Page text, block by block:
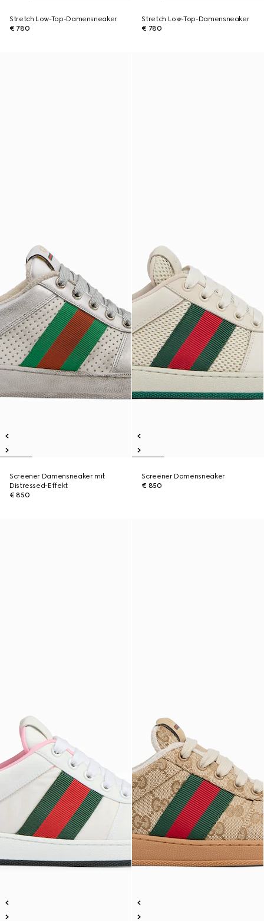
Stretch Low-Top-Damensneaker
€ 780
Stretch Low-Top-Damensneaker
€ 780
Screener Damensneaker mit
Distressed-Effekt
€ 850
Screener Damensneaker
€ 850